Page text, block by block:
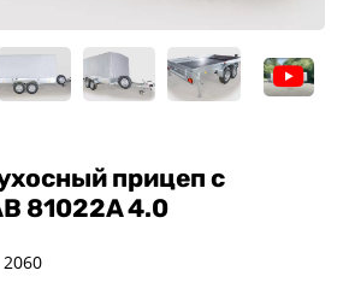
Для водной техники
Спец. назначения
Одноосные
Прицепы для квадроциклов
Прицепы для гидроциклов
прицеп с
81022A 4.0
2060